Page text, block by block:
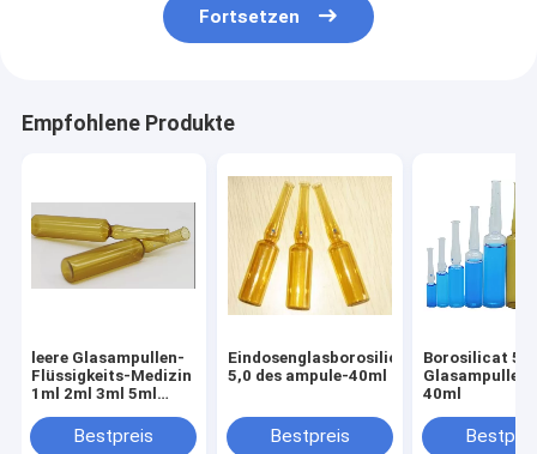
Fortsetzen
Empfohlene Produkte
leere Glasampullen-
Flüssigkeits-Medizin
1ml 2ml 3ml 5ml
Bestpreis
Eindosenglasborosilicat
5,0 des ampule-40ml
Bestpreis
Borosilicat 5,0
Glasampullen
40ml